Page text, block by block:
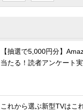
【抽選で5,000円分】
当たる！読者アンケート
これから選ぶ新型TVはこ